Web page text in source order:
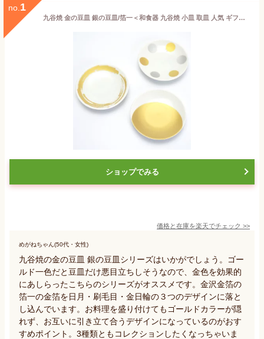
no. 1
九谷焼 金の豆皿 銀の豆皿/箔一＜和食器 九谷焼 小皿 取皿 人気 ギフト 贈り物 プレゼント 結婚祝い/内祝い/お祝い/＞
ショップでみる
価格と在庫を楽天でチェック >>
めがねちゃん(50代・女性)
九谷焼の金の豆皿 銀の豆皿シリーズはいかがでしょう。ゴー
ルド一色だと豆皿だけ悪目立ちしそうなので、金色を効果的
にあしらったこちらのシリーズがオススメです。金沢金箔の
箔一の金箔を日月・刷毛目・金日輪の３つのデザインに落と
し込んでいます。お料理を盛り付けてもゴールドカラーが隠
れず、お互いに引き立て合うデザインになっているのがおす
すめポイント。3種類ともコレクションしたくなっちゃいま